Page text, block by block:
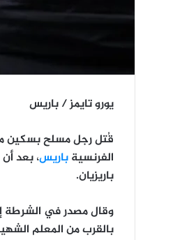
يورو تايمز / باريس
قُتل رجل مسلح بسكين
الفرنسيةباريس، بعد
باريزيان.
وقال مصدر في الشرطة
بالقرب من المعلم